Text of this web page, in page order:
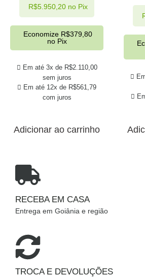
Em até 3x de R$2.110,00
sem juros
Em até 12x de R$561,79
com juros
R$5.950,20 no Pix
Economize R$379,80
no Pix
Adicionar ao carrinho
RECEBA EM CASA
Entrega em Goiânia e região
TROCA E DEVOLUÇÕES